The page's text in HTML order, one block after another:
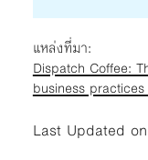
แหล่งที่มา:
Dispatch Coffee:
business
Last Updated